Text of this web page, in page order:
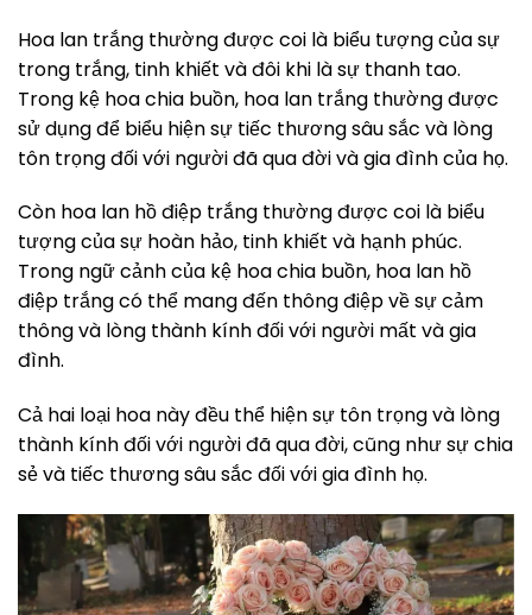
Hoa lan trắng thường được coi là biểu tượng của sự
trong trắng, tinh khiết và đôi khi là sự thanh tao.
Trong kệ hoa chia buồn, hoa lan trắng thường được
sử dụng để biểu hiện sự tiếc thương sâu sắc và lòng
tôn trọng đối với người đã qua đời và gia đình của họ.
Còn hoa lan hồ điệp trắng thường được coi là biểu
tượng của sự hoàn hảo, tinh khiết và hạnh phúc.
Trong ngữ cảnh của kệ hoa chia buồn, hoa lan hồ
điệp trắng có thể mang đến thông điệp về sự cảm
thông và lòng thành kính đối với người mất và gia
đình.
Cả hai loại hoa này đều thể hiện sự tôn trọng và lòng
thành kính đối với người đã qua đời, cũng như sự chia
sẻ và tiếc thương sâu sắc đối với gia đình họ.